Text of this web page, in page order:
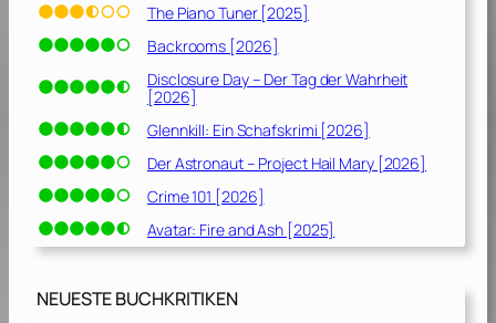
The Piano Tuner [2025]
Backrooms [2026]
Disclosure Day – Der Tag der Wahrheit
[2026]
Glennkill: Ein Schafskrimi [2026]
Der Astronaut – Project Hail Mary [2026]
Crime 101 [2026]
Avatar: Fire and Ash [2025]
NEUESTE BUCHKRITIKEN